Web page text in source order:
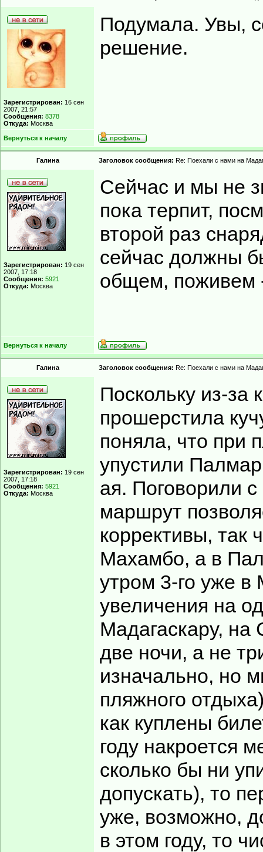
Зарегистрирован: 16 сен
2007, 21:57
Сообщения: 8378
Откуда: Москва
Подумала. Увы,
решение.
Вернуться к началу
Гaлинa Заголовок сообщения: Re: Поехали с нами на
Зарегистрирован: 19 сен
2007, 17:18
Сообщения: 5921
Откуда: Москва
Сейчас и мы не
пока терпит,
второй раз
сейчас должны
общем, поживем
Вернуться к началу
Гaлинa Заголовок сообщения: Re: Поехали с нами на
Зарегистрирован: 19 сен
2007, 17:18
Сообщения: 5921
Откуда: Москва
Поскольку из-за
прошерстила
поняла, что при
упустили
ая. Поговорили
маршрут
коррективы, так
Махамбо, а в
утром 3-го уже в
увеличения на
Мадагаскару, на
две ночи, а не
изначально, но
пляжного
как куплены
году накроется
сколько бы ни
допускать), то
уже, возможно,
в этом году, то